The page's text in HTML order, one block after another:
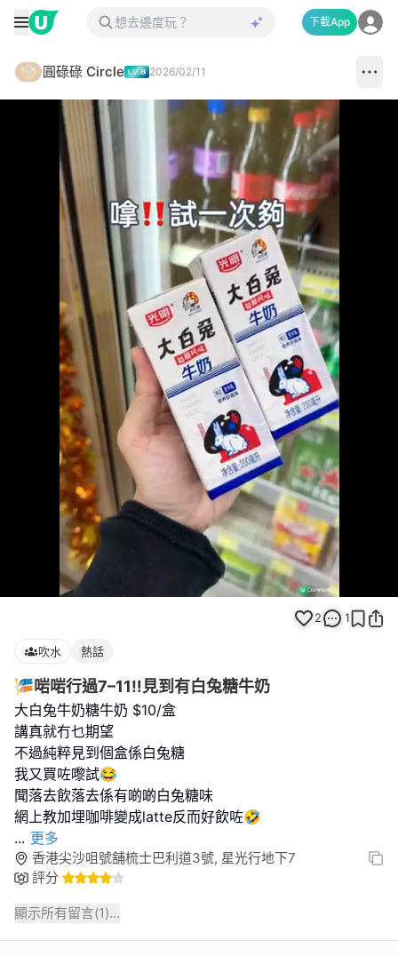
下載App
圓碌碌 Circle 2026/02/11
Loaded:
100.00%
2 1
吹水 熱話
🎏啱啱行過7–11‼️見到有白兔糖牛奶
大白兔牛奶糖牛奶 $10/盒
講真就冇乜期望
不過純粹見到個盒係白兔糖
我又買咗嚟試😂
聞落去飲落去係有啲啲白兔糖味
... 更多
香港尖沙咀號舖梳士巴利道3號, 星光行地下7
評分
顯示所有留言(1)...